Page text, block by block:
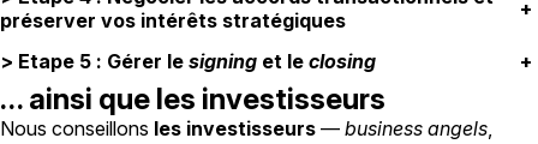
préserver vos intérêts stratégiques
+
> Etape 5 : Gérer le signing et le closing +
… ainsi que les investisseurs
Nous conseillons les investisseurs — business angels,